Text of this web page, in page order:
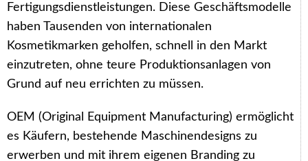
Fertigungsdienstleistungen. Diese Geschäftsmodelle
haben Tausenden von internationalen
Kosmetikmarken geholfen, schnell in den Markt
einzutreten, ohne teure Produktionsanlagen von
Grund auf neu errichten zu müssen.
OEM (Original Equipment Manufacturing) ermöglicht
es Käufern, bestehende Maschinendesigns zu
erwerben und mit ihrem eigenen Branding zu